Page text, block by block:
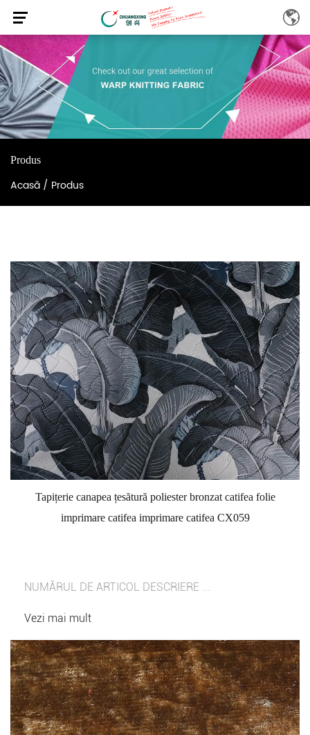
Produs
Acasă / Produs
Tapițerie canapea țesătură poliester bronzat catifea folie
imprimare catifea imprimare catifea CX059
NUMĂRUL DE ARTICOL DESCRIERE ...
Vezi mai mult